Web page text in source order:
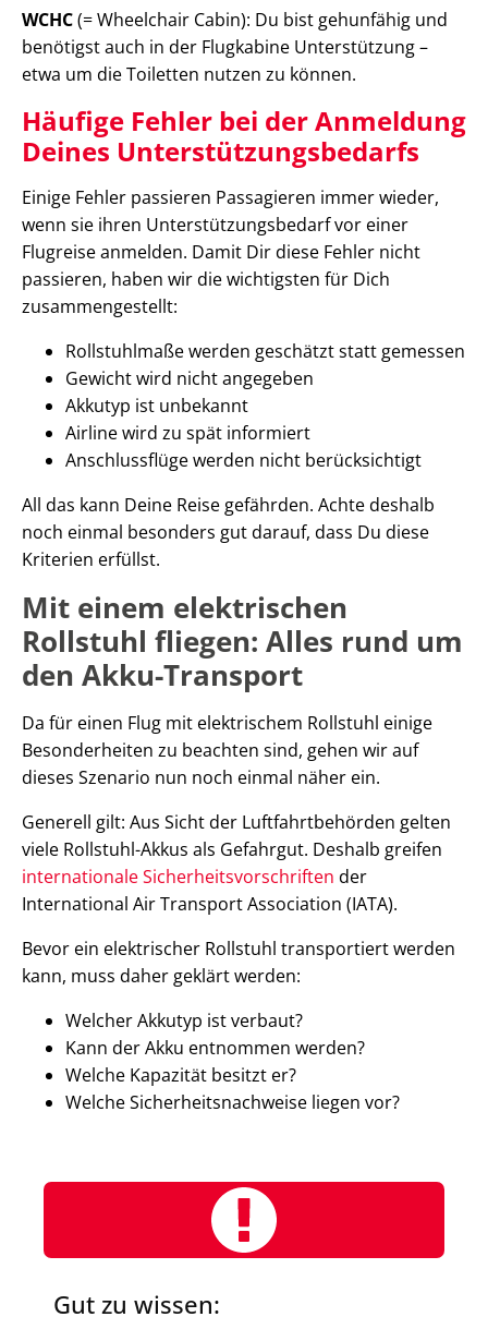
WCHC(= Wheelchair Cabin): Du bist gehunfähig und
benötigst auch in der Flugkabine Unterstützung –
etwa um die Toiletten nutzen zu können.
Häufige Fehler bei der Anmeldung
Deines Unterstützungsbedarfs
Einige Fehler passieren Passagieren immer wieder,
wenn sie ihren Unterstützungsbedarf vor einer
Flugreise anmelden. Damit Dir diese Fehler nicht
passieren, haben wir die wichtigsten für Dich
zusammengestellt:
Rollstuhlmaße werden geschätzt statt gemessen
Gewicht wird nicht angegeben
Akkutyp ist unbekannt
Airline wird zu spät informiert
Anschlussflüge werden nicht berücksichtigt
All das kann Deine Reise gefährden. Achte deshalb
noch einmal besonders gut darauf, dass Du diese
Kriterien erfüllst.
Mit einem elektrischen
Rollstuhl fliegen: Alles rund um
den Akku-Transport
Da für einen Flug mit elektrischem Rollstuhl einige
Besonderheiten zu beachten sind, gehen wir auf
dieses Szenario nun noch einmal näher ein.
Generell gilt: Aus Sicht der Luftfahrtbehörden gelten
viele Rollstuhl-Akkus als Gefahrgut. Deshalb greifen
internationale Sicherheitsvorschriften der
International Air Transport Association (IATA).
Bevor ein elektrischer Rollstuhl transportiert werden
kann, muss daher geklärt werden:
Welcher Akkutyp ist verbaut?
Kann der Akku entnommen werden?
Welche Kapazität besitzt er?
Welche Sicherheitsnachweise liegen vor?
Gut zu wissen: